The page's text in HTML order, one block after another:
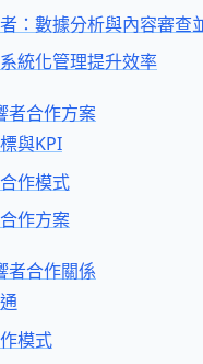
：數據分析與內容審查
統化管理提升效率
者合作方案
與KPI
作模式
作方案
者合作關係
模式